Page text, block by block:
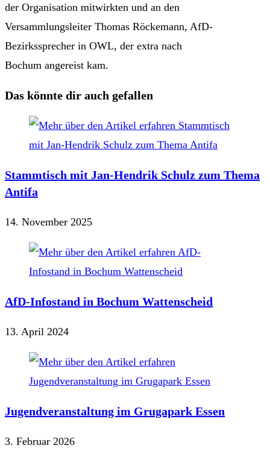
der Organisation mitwirkten und an den
Versammlungsleiter Thomas Röckemann, AfD-
Bezirkssprecher in OWL, der extra nach
Bochum angereist kam.
Das könnte dir auch gefallen
Stammtisch mit Jan-Hendrik Schulz zum Thema
Antifa
14. November 2025
AfD-Infostand in Bochum Wattenscheid
13. April 2024
Jugendveranstaltung im Grugapark Essen
3. Februar 2026